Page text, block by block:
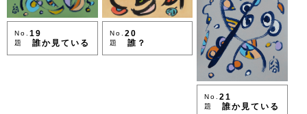
No. 19
題 誰か見ている
No. 20
題 誰？
No.21
題 誰か見ている